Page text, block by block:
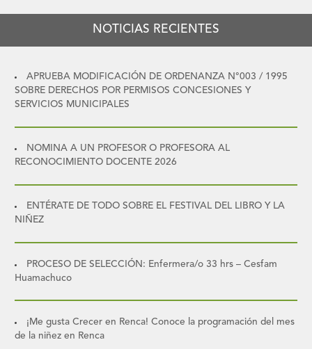
NOTICIAS RECIENTES
APRUEBA MODIFICACIÓN DE ORDENANZA N°003 / 1995
SOBRE DERECHOS POR PERMISOS CONCESIONES Y
SERVICIOS MUNICIPALES
NOMINA A UN PROFESOR O PROFESORA AL
RECONOCIMIENTO DOCENTE 2026
ENTÉRATE DE TODO SOBRE EL FESTIVAL DEL LIBRO Y LA
NIÑEZ
PROCESO DE SELECCIÓN: Enfermera/o 33 hrs – Cesfam
Huamachuco
¡Me gusta Crecer en Renca! Conoce la programación del mes
de la niñez en Renca